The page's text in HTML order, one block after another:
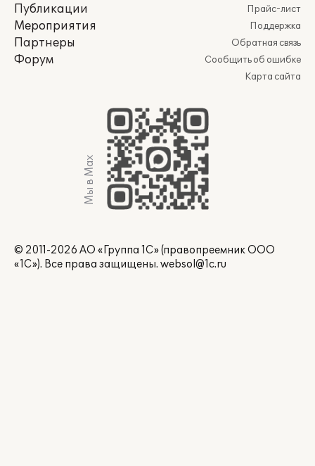
Публикации
Мероприятия
Партнеры
Форум
Прайс-лист
Поддержка
Обратная связь
Сообщить об ошибке
Карта сайта
Мы в Max
© 2011-2026 АО «Группа 1С» (правопреемник ООО
«1С»). Все права защищены. websol@1c.ru